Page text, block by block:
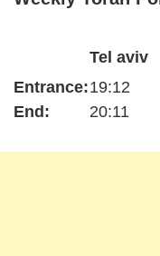
Entrance:
End:
Tel aviv
19:12
20:11